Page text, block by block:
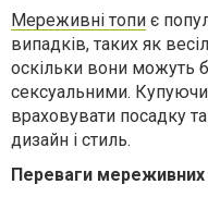
Мереживні топи є
випадків, таких як
оскільки вони можуть
сексуальними.
враховувати посадку
дизайн і стиль.
Переваги мереживних